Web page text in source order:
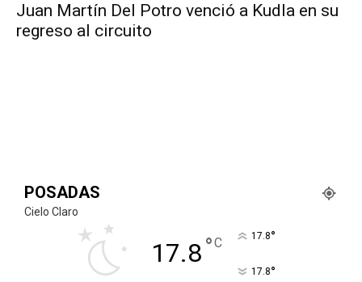
Juan Martín Del Potro venció a Kudla en su
regreso al circuito
POSADAS
Cielo Claro
17.8°C 17.8°
17.8°